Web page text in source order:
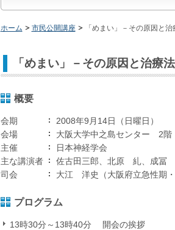
ホーム 市民公開講座 「めまい」－その原因と治
「めまい」－その原因と治療
概要
会期
2008年9月14日（日曜日）
会場
大阪大学中之島センター 2
主催
日本神経学会
主な講演者
佐古田三郎、北原 糺、成
司会
大江 洋史（大阪府立急性期
プログラム
13時30分～13時40分
開会の挨拶